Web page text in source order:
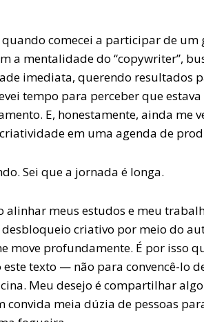
comecei a participar de um
a mentalidade do “copywriter”,
imediata, querendo resultados
tempo para perceber que
E, honestamente, ainda me
em uma agenda de
Sei que a jornada é longa.
alinhar meus estudos e meu
desbloqueio criativo por meio do
move profundamente. É por isso
este texto — não para convencê-lo
Meu desejo é compartilhar
convida meia dúzia de pessoas